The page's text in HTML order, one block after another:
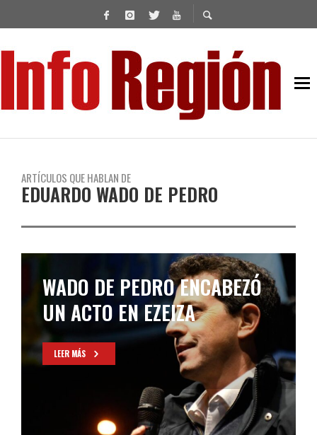
ARTÍCULOS QUE HABLAN DE
EDUARDO WADO DE PEDRO
WADO DE PEDRO
ENCABEZARÁ UN ACTO EN
AVELLANEDA